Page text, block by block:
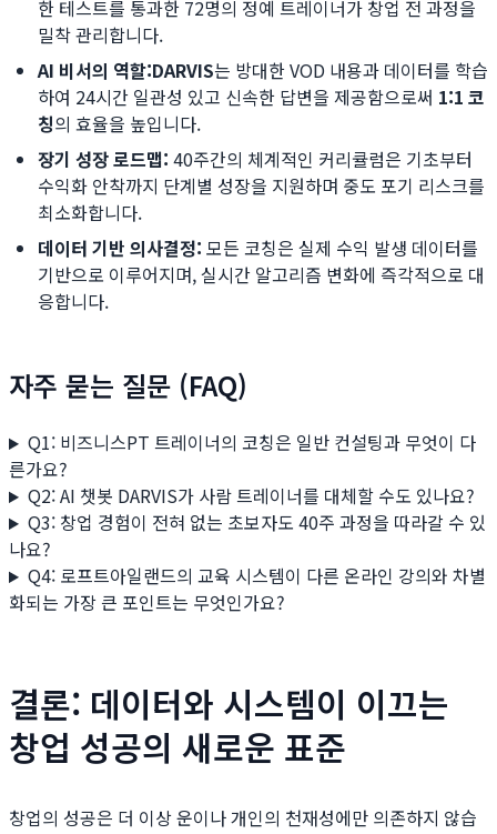
한 테스트를 통과한 72명의 정예 트레이너가 창업 전 과정을
밀착 관리합니다.
AI 비서의 역할:DARVIS는 방대한 VOD 내용과 데이터를 학습
하여 24시간 일관성 있고 신속한 답변을 제공함으로써 1:1 코
칭의 효율을 높입니다.
장기 성장 로드맵: 40주간의 체계적인 커리큘럼은 기초부터
수익화 안착까지 단계별 성장을 지원하며 중도 포기 리스크를
최소화합니다.
데이터 기반 의사결정: 모든 코칭은 실제 수익 발생 데이터를
기반으로 이루어지며, 실시간 알고리즘 변화에 즉각적으로 대
응합니다.
자주 묻는 질문 (FAQ)
Q1: 비즈니스PT 트레이너의 코칭은 일반 컨설팅과 무엇이 다
른가요?
Q2: AI 챗봇 DARVIS가 사람 트레이너를 대체할 수도 있나요?
Q3: 창업 경험이 전혀 없는 초보자도 40주 과정을 따라갈 수 있
나요?
Q4: 로프트아일랜드의 교육 시스템이 다른 온라인 강의와 차별
화되는 가장 큰 포인트는 무엇인가요?
결론: 데이터와 시스템이 이끄는
창업 성공의 새로운 표준
창업의 성공은 더 이상 운이나 개인의 천재성에만 의존하지 않습